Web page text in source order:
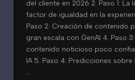
del cliente en 2026 2. Paso 1: La
factor de igualdad en la
Paso 2: Creación de contenido
gran escala con GenAI 4. Paso
contenido noticioso poco
IA 5. Paso 4: Predicciones
…